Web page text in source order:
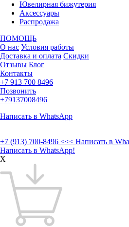
Ювелирная бижутерия
Аксессуары
Распродажа
ПОМОЩЬ
О нас Условия работы
Доставка и оплата Скидки
Отзывы Блог
Контакты
+7 913 700 8496
Позвонить
+79137008496
Написать в WhatsApp
+7 (913) 700-8496 <<< Написать в
Написать в WhatsApp!
X